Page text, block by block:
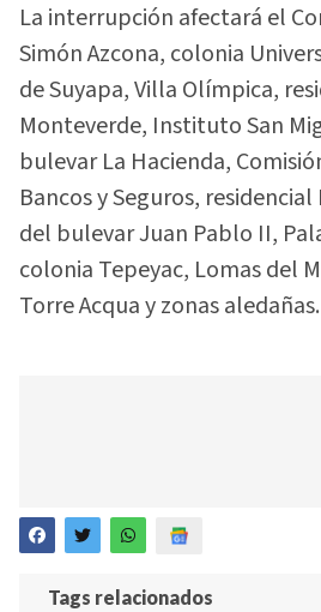
La interrupción afectará el
Simón Azcona, colonia
de Suyapa, Villa Olímpica,
Monteverde, Instituto San
bulevar La Hacienda,
Bancos y Seguros,
del bulevar Juan Pablo II,
colonia Tepeyac, Lomas del
Torre Acqua y zonas aledañas.
Tags relacionados